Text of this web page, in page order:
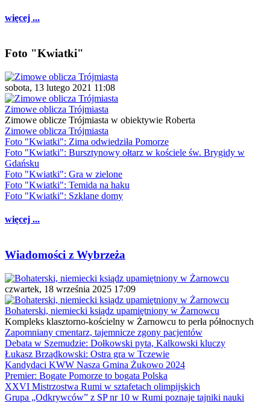
więcej ...
Foto "Kwiatki"
sobota, 13 lutego 2021 11:08
Zimowe oblicza Trójmiasta
Zimowe oblicze Trójmiasta w obiektywie Roberta
Zimowe oblicza Trójmiasta
Foto "Kwiatki": Zima odwiedziła Pomorze
Foto "Kwiatki": Bursztynowy ołtarz w kościele św. Brygidy w
Gdańsku
Foto "Kwiatki": Gra w zielone
Foto "Kwiatki": Temida na haku
Foto "Kwiatki": Szklane domy
więcej ...
Wiadomości z Wybrzeża
czwartek, 18 września 2025 17:09
Bohaterski, niemiecki ksiądz upamiętniony w Żarnowcu
Kompleks klasztorno-kościelny w Żarnowcu to perła północnych
Zapomniany cmentarz, tajemnicze zgony pacjentów
Debata w Szemudzie: Dołkowski pyta, Kalkowski kluczy
Łukasz Brządkowski: Ostra gra w Tczewie
Kandydaci KWW Nasza Gmina Żukowo 2024
Premier: Bogate Pomorze to bogata Polska
XXVI Mistrzostwa Rumi w sztafetach olimpijskich
Grupa „Odkrywców” z SP nr 10 w Rumi poznaje tajniki nauki